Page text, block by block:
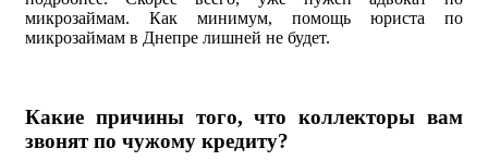
микрозаймам. Как минимум, помощь юриста по
микрозаймам в Днепре лишней не будет.
Какие причины того, что коллекторы вам
звонят по чужому кредиту?